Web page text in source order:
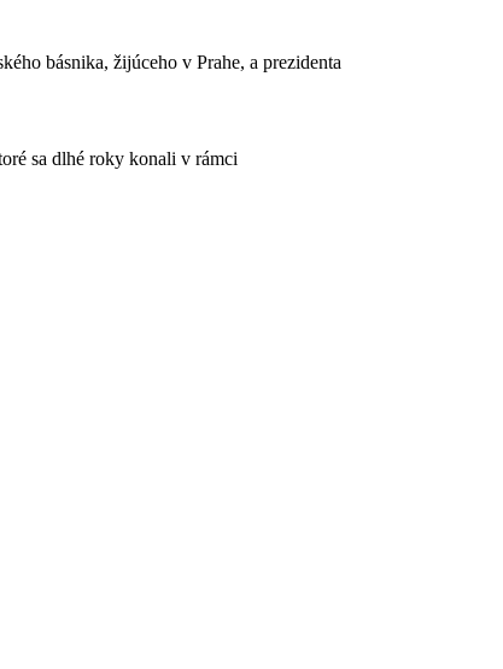
básnika, žijúceho v Prahe, a prezidenta
sa dlhé roky konali v rámci